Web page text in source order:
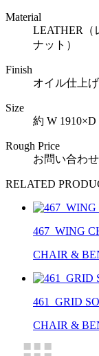
Material
LEATHER（
ナット）
Finish
オイル仕上
Size
約 W 1910×D
Rough Price
お問い合わ
RELATED
467_WING
CHAIR &
461_GRID
CHAIR &